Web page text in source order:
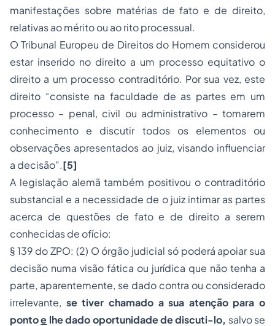
manifestações sobre matérias de fato e de direito,
relativas ao mérito ou ao rito processual.
O Tribunal Europeu de Direitos do Homem considerou
estar inserido no direito a um processo equitativo o
direito a um processo contraditório. Por sua vez, este
direito “consiste na faculdade de as partes em um
processo – penal, civil ou administrativo – tomarem
conhecimento e discutir todos os elementos ou
observações apresentados ao juiz, visando influenciar
a decisão”.[5]
A legislação alemã também positivou o contraditório
substancial e a necessidade de o juiz intimar as partes
acerca de questões de fato e de direito a serem
conhecidas de ofício:
§ 139 do ZPO: (2) O órgão judicial só poderá apoiar sua
decisão numa visão fática ou jurídica que não tenha a
parte, aparentemente, se dado contra ou considerado
irrelevante, se tiver chamado a sua atenção para o
pontoe lhe dado oportunidade de discuti-lo, salvo se